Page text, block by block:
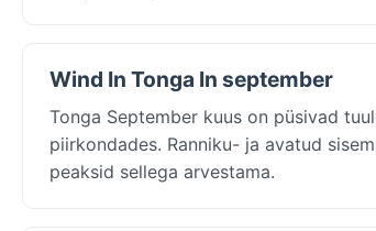
Wind In Tonga In september
Tonga September kuus on püsivad
piirkondades. Ranniku- ja avatud
peaksid sellega arvestama.